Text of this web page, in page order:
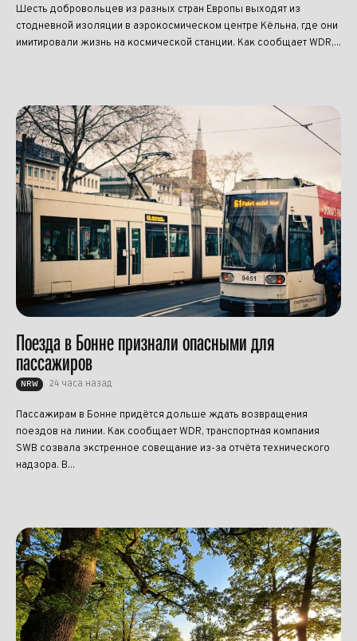
Шесть добровольцев из разных стран Европы выходят из
стодневной изоляции в аэрокосмическом центре Кёльна, где они
имитировали жизнь на космической станции. Как сообщает WDR,...
Поезда в Бонне признали опасными для
пассажиров
NRW 24 часа назад
Пассажирам в Бонне придётся дольше ждать возвращения
поездов на линии. Как сообщает WDR, транспортная компания
SWB созвала экстренное совещание из-за отчёта технического
надзора. В...